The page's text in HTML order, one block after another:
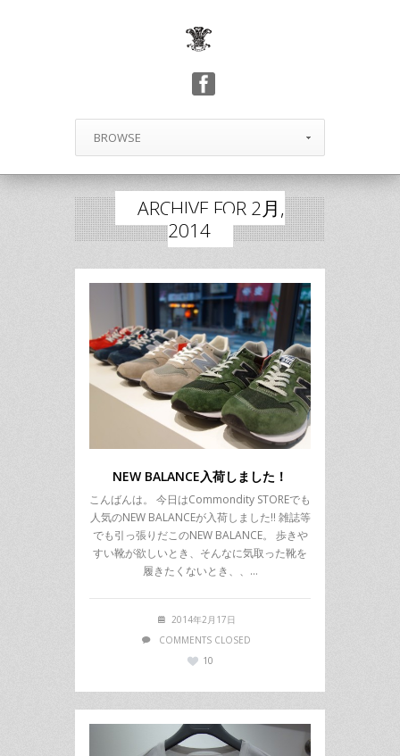
BROWSE
ARCHIVE FOR 2月,
2014
NEW BALANCE入荷しました！
こんばんは。 今日はCommondity STOREでも
人気のNEW BALANCEが入荷しました!! 雑誌等
でも引っ張りだこのNEW BALANCE。 歩きや
すい靴が欲しいとき、そんなに気取った靴を
履きたくないとき、、…
2014年2月17日
COMMENTS CLOSED
10